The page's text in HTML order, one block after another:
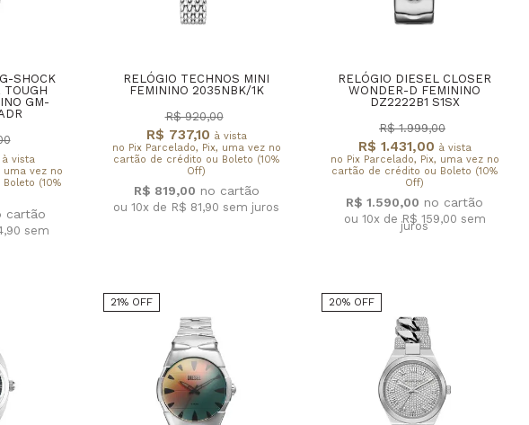
SHOCK
GM-
à vista
uma vez no
(10%
sem
RELÓGIO TECHNOS MINI
FEMININO 2035NBK/1K
R$ 737,10 à vista
no Pix Parcelado, Pix, uma vez no
cartão de crédito ou Boleto (10%
Off)
R$ 920,00
R$ 819,00
ou 10x de R$ 81,90 sem juros
RELÓGIO DIESEL CLOSER
WONDER-D FEMININO
DZ2222B1 S1SX
R$ 1.431,00 à vista
no Pix Parcelado, Pix, uma vez no
cartão de crédito ou Boleto (10%
Off)
R$ 1.999,00
R$ 1.590,00
ou 10x de R$ 159,00 sem
juros
21% OFF 20% OFF